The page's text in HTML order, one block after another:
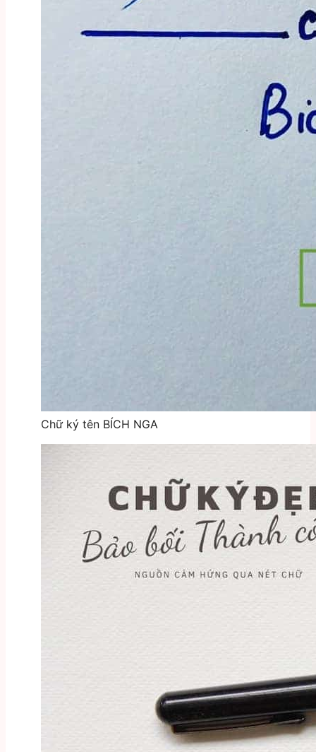
Chữ ký tên BÍCH NGA